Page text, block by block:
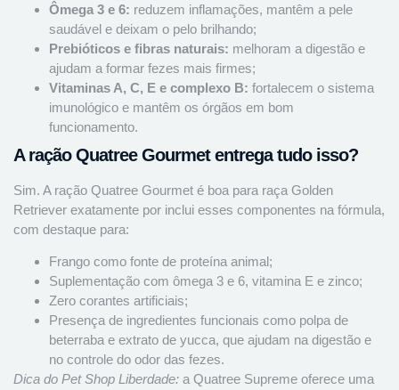
Ômega 3 e 6: reduzem inflamações, mantêm a pele
saudável e deixam o pelo brilhando;
Prebióticos e fibras naturais: melhoram a digestão e
ajudam a formar fezes mais firmes;
Vitaminas A, C, E e complexo B: fortalecem o sistema
imunológico e mantêm os órgãos em bom
funcionamento.
A ração Quatree Gourmet entrega tudo isso?
Sim. A ração Quatree Gourmet é boa para raça Golden
Retriever exatamente por inclui esses componentes na fórmula,
com destaque para:
Frango como fonte de proteína animal;
Suplementação com ômega 3 e 6, vitamina E e zinco;
Zero corantes artificiais;
Presença de ingredientes funcionais como polpa de
beterraba e extrato de yucca, que ajudam na digestão e
no controle do odor das fezes.
Dica do Pet Shop Liberdade: a Quatree Supreme oferece uma